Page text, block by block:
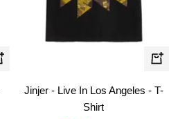
Jinjer - Live In Los Angeles - T-
Shirt